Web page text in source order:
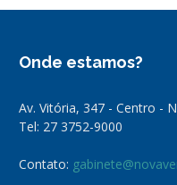
Onde estamos?
Av. Vitória, 347 - Centro -
Tel: 27 3752-9000
Contato: